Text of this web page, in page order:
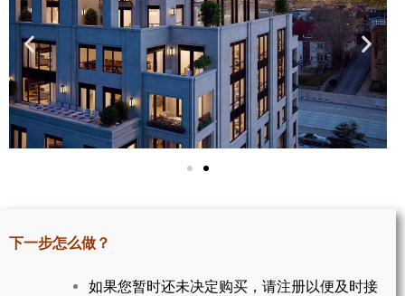
楼花地图
楼花转让专区
多伦多市中心楼花项目
怡陶碧谷社区介绍
世嘉堡楼花项目
密西沙加社区介绍
下一步怎么做？
如果您暂时还未决定购买，请注册以便及时接